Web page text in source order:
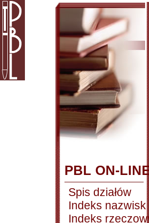
PBL ON-
Spis działów
Indeks nazwisk
Indeks